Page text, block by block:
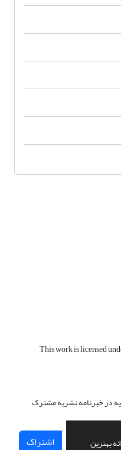
بهترین
This work is licensed
در خبرنامه نشریه مشترک
اشتراک